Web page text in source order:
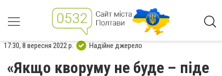
17:30, 8 вересня 2022 р. Надійне джерело
«Якщо кворуму не буде – піде